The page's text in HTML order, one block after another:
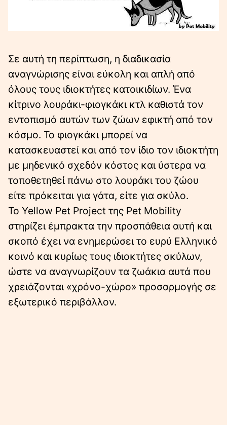
Σε αυτή τη περίπτωση, η διαδικασία
αναγνώρισης είναι εύκολη και απλή από
όλους τους ιδιοκτήτες κατοικιδίων. Ένα
κίτρινο λουράκι-φιογκάκι κτλ καθιστά τον
εντοπισμό αυτών των ζώων εφικτή από τον
κόσμο. Το φιογκάκι μπορεί να
κατασκευαστεί και από τον ίδιο τον ιδιοκτήτη
με μηδενικό σχεδόν κόστος και ύστερα να
τοποθετηθεί πάνω στο λουράκι του ζώου
είτε πρόκειται για γάτα, είτε για σκύλο.
Το Yellow Pet Project της Pet Mobility
στηρίζει έμπρακτα την προσπάθεια αυτή και
σκοπό έχει να ενημερώσει το ευρύ Ελληνικό
κοινό και κυρίως τους ιδιοκτήτες σκύλων,
ώστε να αναγνωρίζουν τα ζωάκια αυτά που
χρειάζονται «χρόνο-χώρο» προσαρμογής σε
εξωτερικό περιβάλλον.